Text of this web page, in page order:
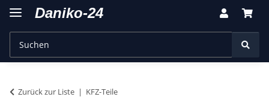
Zurück zur Liste KFZ-Teile